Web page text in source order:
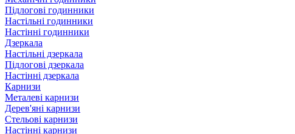
Підлогові годинники
Настільні годинники
Настінні годинники
Дзеркала
Настільні дзеркала
Підлогові дзеркала
Настінні дзеркала
Карнизи
Металеві карнизи
Дерев'яні карнизи
Стельові карнизи
Настінні карнизи